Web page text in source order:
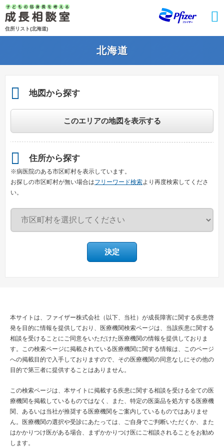
住所リスト(北海道)
北海道
地図から探す
このエリアの地図を表示する
住所から探す
※病医院のある市区町村を表示しています。
お探しの市区町村が無い場合はフリーワード検索より再度検索してくださ
い。
決定
本サイトは、ファイザー株式会社（以下、当社）が成長障害に関する疾患啓
発を目的に情報を提供しており、医療機関検索ページは、当該疾患に関する
相談を受けることにご同意をいただけた医療機関の情報を提供しておりま
す。この検索ページに掲載されている医療機関に関する情報は、このページ
への掲載目的で入手しておりますので、その医療機関の同意なしにその他の
目的で第三者に提供することはありません。
この検索ページは、本サイトに掲載する疾患に関する相談を受ける全ての医
療機関を掲載しているものではなく、また、特定の医薬品を処方する医療機
関、あるいは当社が推奨する医療機関をご案内しているものではありませ
ん。医療機関の選択や受診にあたっては、ご自身でご判断いただくか、また
はかかりつけ医がある場合、まずかかりつけ医にご相談されることをお勧め
します。